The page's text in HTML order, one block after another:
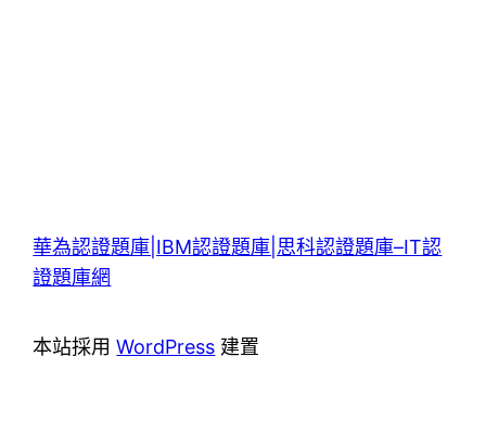
華為認證題庫|IBM認證題庫|思科認證題庫–IT認
證題庫網
本站採用WordPress 建置